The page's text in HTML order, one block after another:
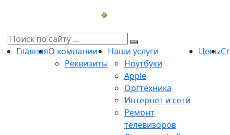
ГлавнаяО компании
Реквизиты
Наши услуги
Ноутбуки
Apple
Оргтехника
Интернет и сети
Ремонт
телевизоров
Цены